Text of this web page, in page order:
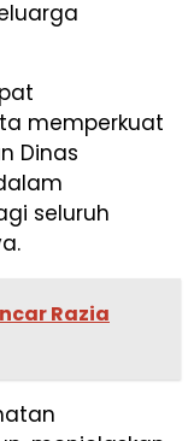
memperkuat
Dinas
seluruh
Razia